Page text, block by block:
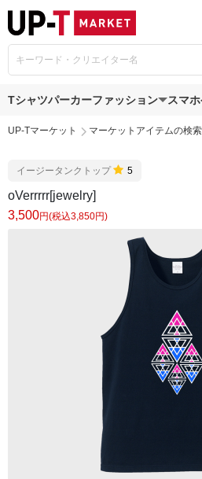
Tシャツパーカーファッション スマ
UP-Tマーケット マーケットアイテムの検索
イージータンクトップ 5
oVerrrrr[jewelry]
3,500円(税込3,850円)